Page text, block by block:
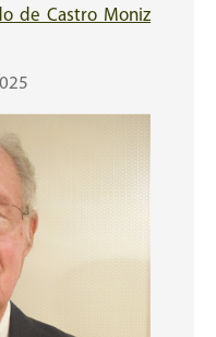
de Castro Moniz